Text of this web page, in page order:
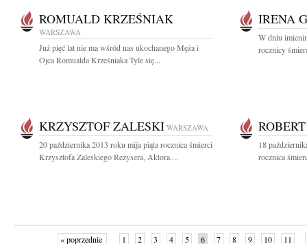
ROMUALD KRZEŚNIAK
WARSZAWA
Już pięć lat nie ma wśród nas ukochanego Męża i
Ojca Romualda Krześniaka Tyle się...
IRENA
W dniu
rocznicy
KRZYSZTOF ZALESKI WARSZAWA
20 października 2013 roku mija piąta rocznica śmierci
Krzysztofa Zaleskiego Reżysera, Aktora....
18
rocznica
« poprzednie 1 2 3 4 5 6 7 8 9 10 11